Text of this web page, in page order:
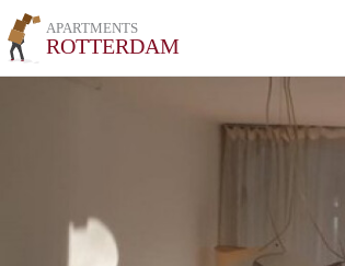
APARTMENTS
ROTTERDAM